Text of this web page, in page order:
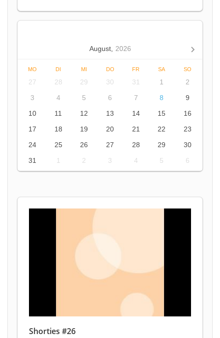
August, 2026
MO DI MI DO FR SA SO
27 28 29 30 31 1
2
3
4 5 6 7 8
9
10
11 12 13 14 15
16
17
18 19 20 21 22
23
24
25 26 27 28 29
30
31
1 2 3 4 5 6
Shorties #26